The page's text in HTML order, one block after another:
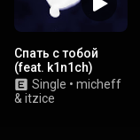
Спать с тобой
(feat. k1n1ch)
Single • micheff
& itzice